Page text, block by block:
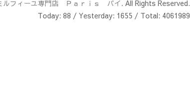
ルフィーユ専門店 Ｐａｒｉｓ パイ. All Rights Reserved.
Today: 88 / Yesterday: 1655 / Total: 4061989